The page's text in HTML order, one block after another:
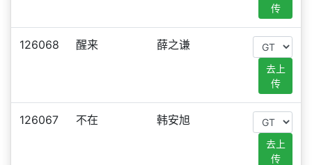
传
126068 醒来 薛之谦
去上
传
126067 不在 韩安旭
去上
传